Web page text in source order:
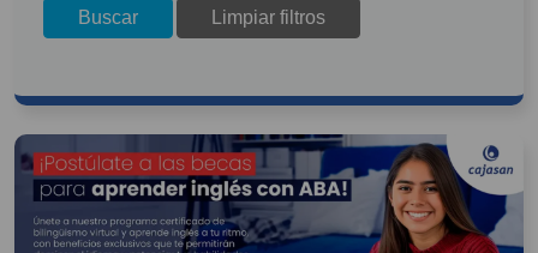
Buscar Limpiar filtros